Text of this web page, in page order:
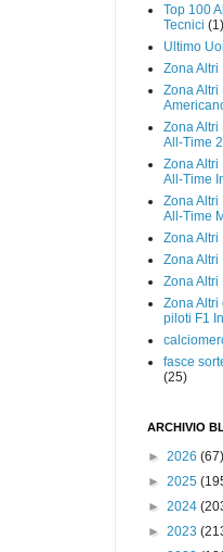
Top 100
Tecnici (1)
Ultimo
Zona Altri
Zona Altri
Zona Altri
All-Time
Zona Altri
All-Time
Zona Altri
All-Time
Zona
Zona Altri
Zona Altri
Zona Altri
piloti F1
fasce
(25)
ARCHIVIO
► 2026 (67)
► 2025
► 2024
► 2023